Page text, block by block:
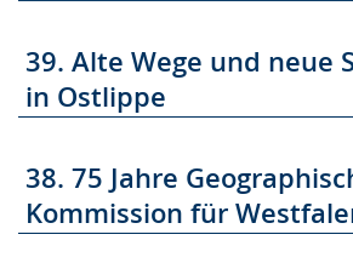
39. Alte Wege und neue
in Ostlippe
38. 75 Jahre
Kommission für